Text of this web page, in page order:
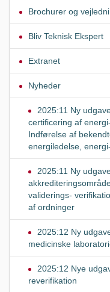
Brochurer og
Bliv Teknisk Ekspert
Extranet
Nyheder
2025:11 Ny
certificering af
Indførelse af
energiledelse,
2025:11 Ny
validerings-
af ordninger
2025:12 Ny
medicinske
2025:12 Nye
reverifikation